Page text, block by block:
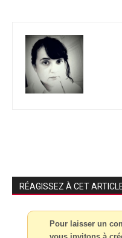
RÉAGISSEZ À CET
Pour laisser un